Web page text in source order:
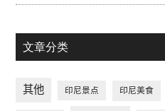
文章分类
其他 印尼景点 印尼美食